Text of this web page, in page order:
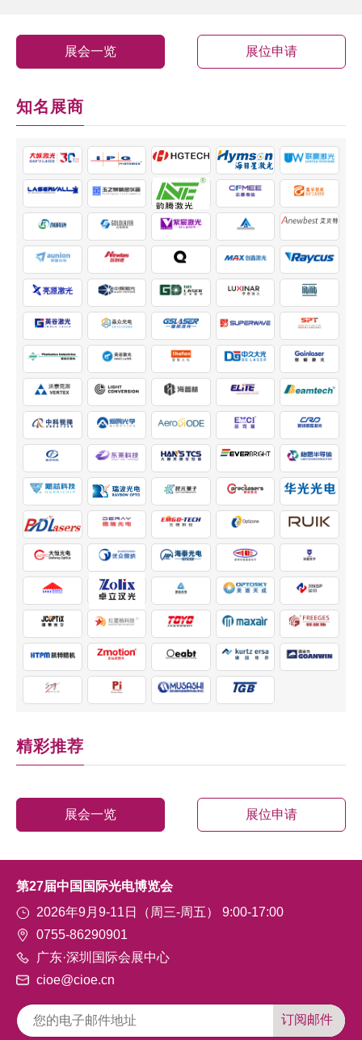
展会一览 展位申请
知名展商
精彩推荐
展会一览 展位申请
第27届中国国际光电博览会
2026年9月9-11日（周三-周五） 9:00-17:00
0755-86290901
广东·深圳国际会展中心
cioe@cioe.cn